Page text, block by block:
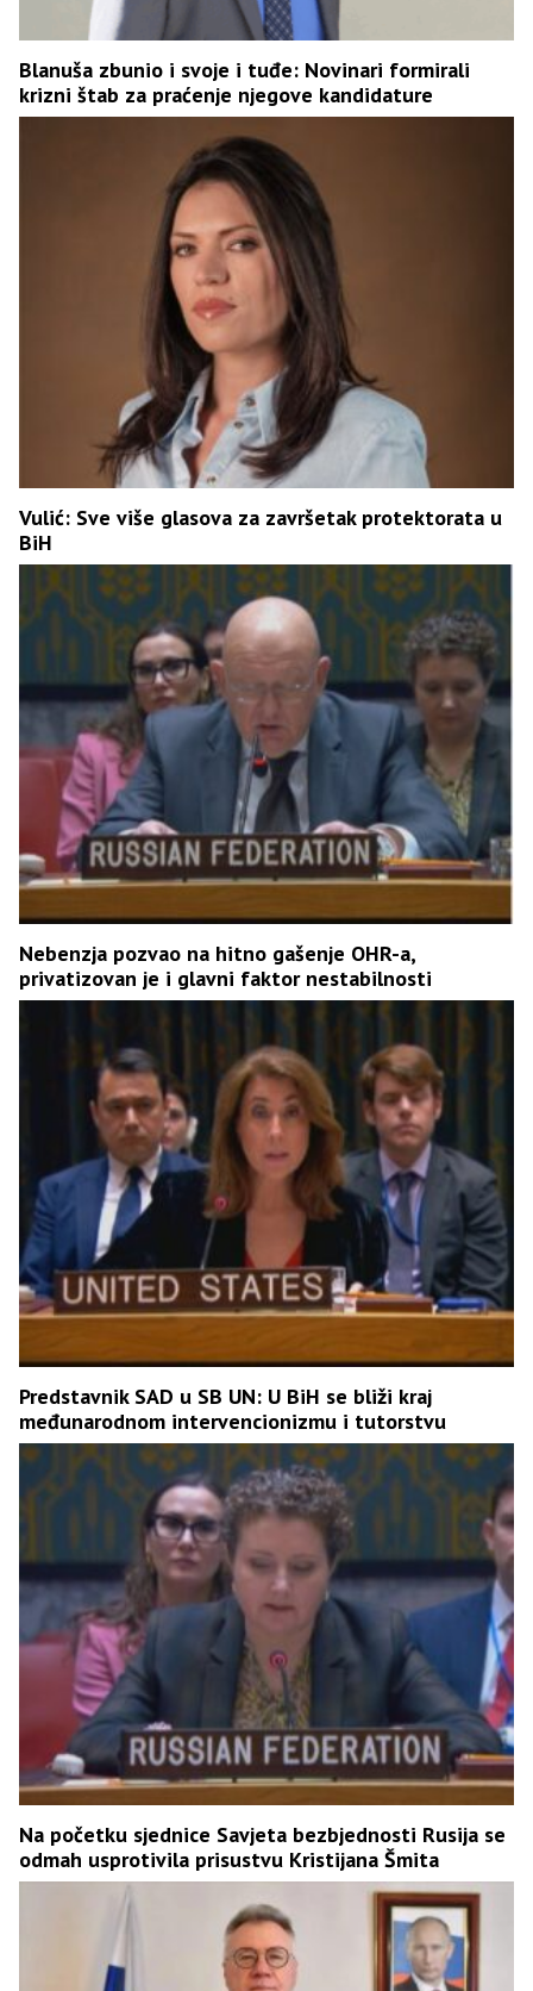
Blanuša zbunio i svoje i tuđe: Novinari formirali
krizni štab za praćenje njegove kandidature
Vulić: Sve više glasova za završetak protektorata u
BiH
Nebenzja pozvao na hitno gašenje OHR-a,
privatizovan je i glavni faktor nestabilnosti
Predstavnik SAD u SB UN: U BiH se bliži kraj
međunarodnom intervencionizmu i tutorstvu
Na početku sjednice Savjeta bezbjednosti Rusija se
odmah usprotivila prisustvu Kristijana Šmita